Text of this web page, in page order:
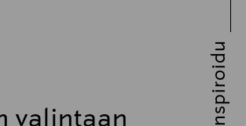
valintaan Inspiroidu